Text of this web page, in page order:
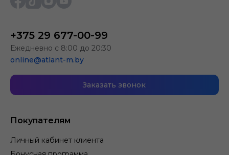
Покупателям
Личный кабинет клиента
+375 29 677-00-99
Ежедневно с 8:00 до 20:30
online@atlant-m.by
Заказать звонок